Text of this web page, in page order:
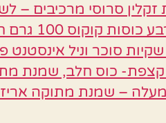
סרוסי מרכיבים –
קוקוס – כוס סוכר כוס חלב
שכבת עוגת שוקולד- 4 ביצים 2 שקיות סוכר וניל
שכבת קצפת- כוס חלב, שמנת
– שמנת מתוקה